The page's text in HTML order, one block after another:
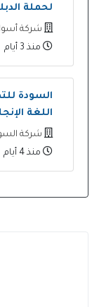
لحملة
شركة
منذ 3 أيام
السودة
اللغة
شركة
منذ 4 أيام